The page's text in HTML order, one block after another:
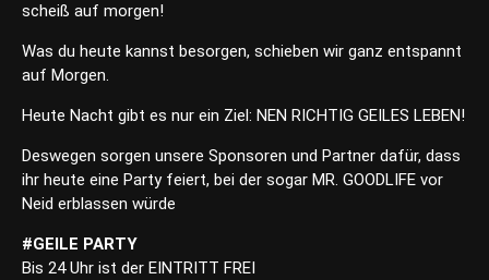
scheiß auf morgen!
Was du heute kannst besorgen, schieben wir ganz entspannt
auf Morgen.
Heute Nacht gibt es nur ein Ziel: NEN RICHTIG GEILES LEBEN!
Deswegen sorgen unsere Sponsoren und Partner dafür, dass
ihr heute eine Party feiert, bei der sogar MR. GOODLIFE vor
Neid erblassen würde
#GEILE PARTY
Bis 24 Uhr ist der EINTRITT FREI